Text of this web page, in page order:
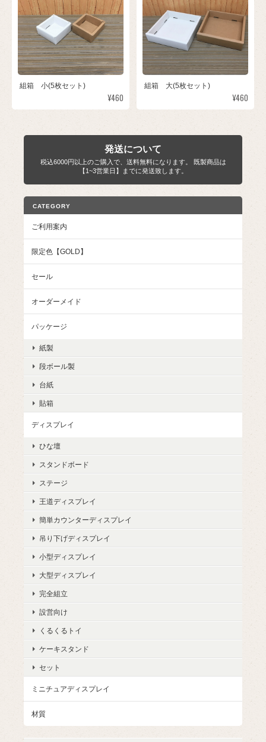
組箱 小(5枚セット)
¥460
組箱 大(5枚セット)
¥460
発送について
税込6000円以上のご購入で、送料無料になります。 既製商品は
【1~3営業日】までに発送致します。
CATEGORY
ご利用案内
限定色【GOLD】
セール
オーダーメイド
パッケージ
紙製
段ボール製
台紙
貼箱
ディスプレイ
ひな壇
スタンドボード
ステージ
王道ディスプレイ
簡単カウンターディスプレイ
吊り下げディスプレイ
小型ディスプレイ
大型ディスプレイ
完全組立
設営向け
くるくるトイ
ケーキスタンド
セット
ミニチュアディスプレイ
材質